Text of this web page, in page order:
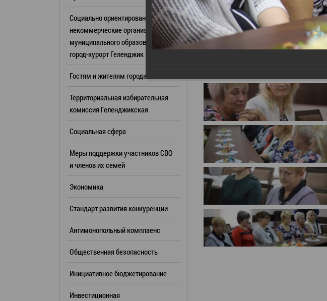
Антимонопольный комплаенс
Общественная безопасность
Инициативное бюджетирование
Инвестиционная
РУКОВОДИТЕЛИ
Список руководителей
Резерв управленческих кадров
Торги
Сведения о нестационарных
субъектов МСП
Участие в программах
Проектная деятельность
Информационные системы
Официальные визиты и рабочие
поездки
Результаты проверок
Профсоюзные организации
Социально ориентированные
некоммерческие организации
муниципального образования
город-курорт Геленджик
Гостям и жителям города
Территориальная избирательная
комиссия Геленджикcкая
Социальная сфера
Меры поддержки участников СВО
и членов их семей
Экономика
Стандарт развития конкуренции
Антимонопольный комплаенс
Общественная безопасность
Инициативное бюджетирование
Инвестиционная